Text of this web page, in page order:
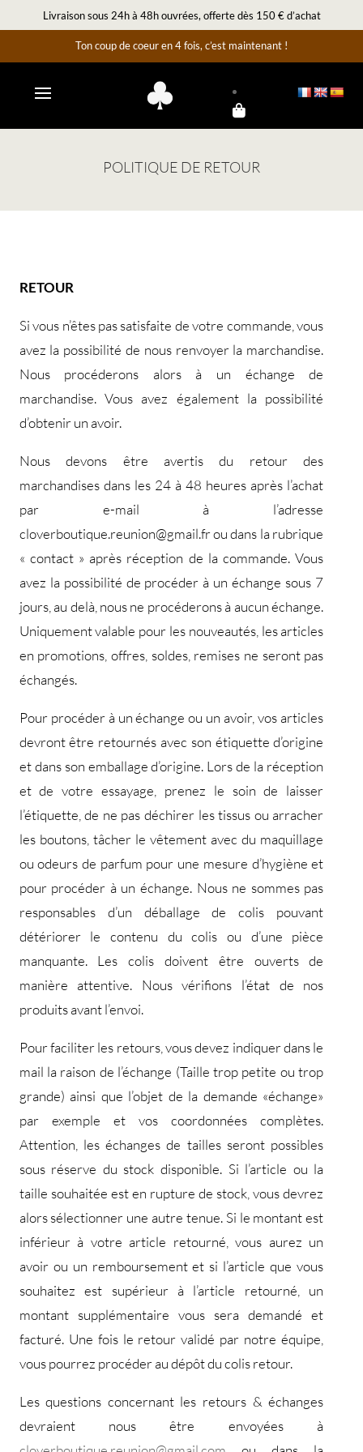
Livraison sous 24h à 48h ouvrées, offerte dès 150 € d’achat
Ton coup de coeur en 4 fois, c’est maintenant !
POLITIQUE DE RETOUR
RETOUR
Si vous n’êtes pas satisfaite de votre commande, vous
avez la possibilité de nous renvoyer la marchandise.
Nous procéderons alors à un échange de
marchandise. Vous avez également la possibilité
d’obtenir un avoir.
Nous devons être avertis du retour des
marchandises dans les 24 à 48 heures après l’achat
par e-mail à l’adresse
cloverboutique.reunion@gmail.fr ou dans la rubrique
« contact » après réception de la commande. Vous
avez la possibilité de procéder à un échange sous 7
jours, au delà, nous ne procéderons à aucun échange.
Uniquement valable pour les nouveautés, les articles
en promotions, offres, soldes, remises ne seront pas
échangés.
Pour procéder à un échange ou un avoir, vos articles
devront être retournés avec son étiquette d’origine
et dans son emballage d’origine. Lors de la réception
et de votre essayage, prenez le soin de laisser
l’étiquette, de ne pas déchirer les tissus ou arracher
les boutons, tâcher le vêtement avec du maquillage
ou odeurs de parfum pour une mesure d’hygiène et
pour procéder à un échange. Nous ne sommes pas
responsables d’un déballage de colis pouvant
détériorer le contenu du colis ou d’une pièce
manquante. Les colis doivent être ouverts de
manière attentive. Nous vérifions l’état de nos
produits avant l’envoi.
Pour faciliter les retours, vous devez indiquer dans le
mail la raison de l’échange (Taille trop petite ou trop
grande) ainsi que l’objet de la demande «échange»
par exemple et vos coordonnées complètes.
Attention, les échanges de tailles seront possibles
sous réserve du stock disponible. Si l’article ou la
taille souhaitée est en rupture de stock, vous devrez
alors sélectionner une autre tenue. Si le montant est
inférieur à votre article retourné, vous aurez un
avoir ou un remboursement et si l’article que vous
souhaitez est supérieur à l’article retourné, un
montant supplémentaire vous sera demandé et
facturé. Une fois le retour validé par notre équipe,
vous pourrez procéder au dépôt du colis retour.
Les questions concernant les retours & échanges
devraient nous être envoyées à